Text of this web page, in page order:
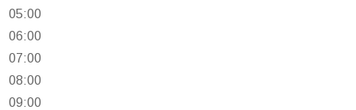
05:00
06:00
07:00
08:00
09:00